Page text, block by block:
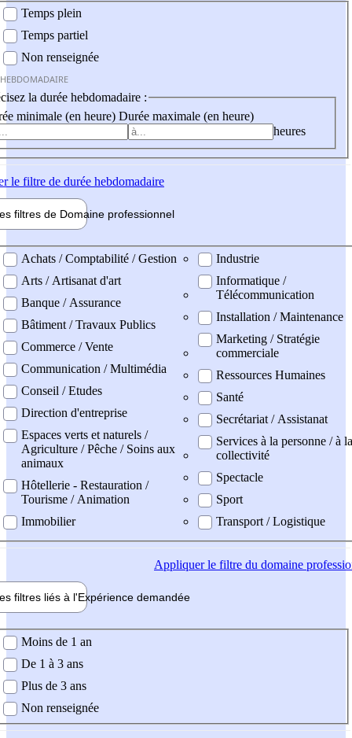
Temps plein
Temps partiel
Non renseignée
la durée hebdomadaire :
minimale (en heure) Durée maximale (en heure)
heures
le filtre de durée hebdomadaire
filtres de Domaine professionnel
professionel
Achats / Comptabilité / Gestion
Arts / Artisanat d'art
Banque / Assurance
Bâtiment / Travaux Publics
Commerce / Vente
Communication / Multimédia
Conseil / Etudes
Direction d'entreprise
Espaces verts et naturels /
Agriculture / Pêche / Soins aux
animaux
Hôtellerie - Restauration /
Tourisme / Animation
Immobilier
Industrie
Informatique /
Télécommunication
Installation / Maintenance
Marketing / Stratégie
commerciale
Ressources Humaines
Santé
Secrétariat / Assistanat
Services à la personne / à la
collectivité
Spectacle
Sport
Transport / Logistique
Appliquerle filtre du domaine
filtres liés à l'Expérience demandée
demandée
Moins de 1 an
De 1 à 3 ans
Plus de 3 ans
Non renseignée